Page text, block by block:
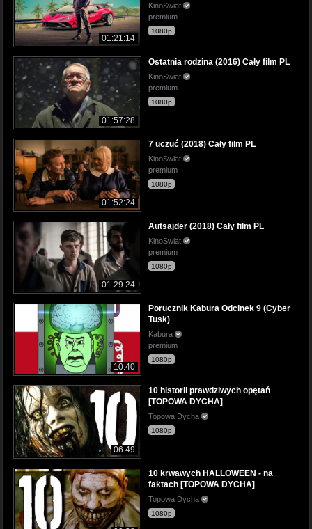
01:21:14
KinoSwiat
premium
1080p
01:57:28
Ostatnia rodzina (2016) Cały film PL
KinoSwiat
premium
1080p
01:52:24
7 uczuć (2018) Cały film PL
KinoSwiat
premium
1080p
01:29:24
Autsajder (2018) Cały film PL
KinoSwiat
premium
1080p
10:40
Porucznik Kabura Odcinek 9 (Cyber
Tusk)
Kabura
premium
1080p
06:49
10 historii prawdziwych opętań
[TOPOWA DYCHA]
Topowa Dycha
1080p
10 krwawych HALLOWEEN - na
faktach [TOPOWA DYCHA]
Topowa Dycha
1080p